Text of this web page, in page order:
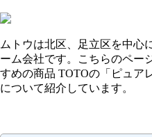
ムトウは北区、足立区を中心
ーム会社です。こちらのペー
すめの商品 TOTOの「ピュア
について紹介しています。